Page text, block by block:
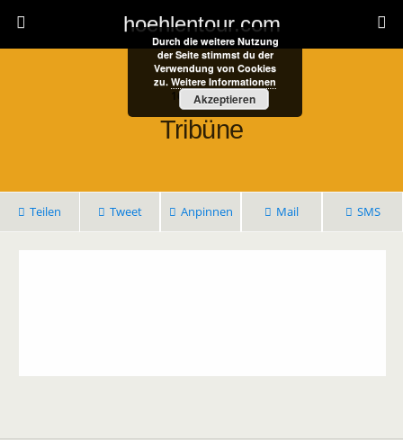
hoehlentour.com
16. Juli 2021
Tribüne
Teilen Tweet Anpinnen Mail SMS
Durch die weitere Nutzung
der Seite stimmst du der
Verwendung von Cookies
zu. Weitere Informationen
Akzeptieren